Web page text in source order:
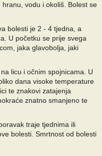
vodu i okoliš. Bolest se
bolesti je 2 - 4 tjedna, a
U početku se prije svega
jaka glavobolja, jaki
licu i očnim spojnicama. U
dana visoke temperature
te znakovi zatajenja
znatno smanjeno te
traje tjednima ili
bolesti. Smrtnost od bolesti